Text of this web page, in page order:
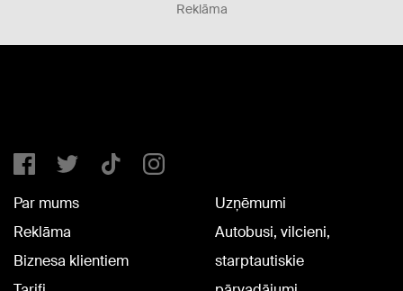
Reklāma
Par mums
Reklāma
Biznesa klientiem
Uzņēmumi
Autobusi, vilcieni,
starptautiskie